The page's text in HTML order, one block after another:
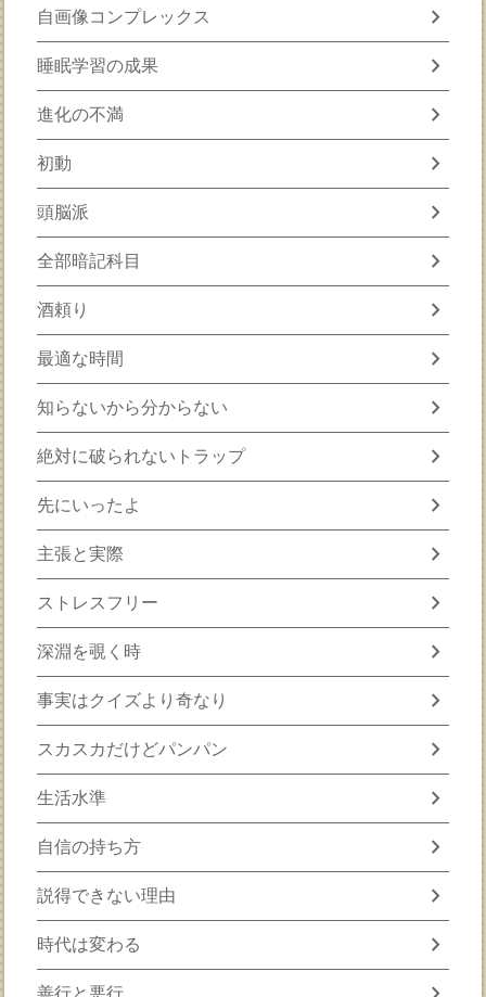
自画像コンプレックス chevron_right
睡眠学習の成果 chevron_right
進化の不満 chevron_right
初動 chevron_right
頭脳派 chevron_right
全部暗記科目 chevron_right
酒頼り chevron_right
最適な時間 chevron_right
知らないから分からない chevron_right
絶対に破られないトラップ chevron_right
先にいったよ chevron_right
主張と実際 chevron_right
ストレスフリー chevron_right
深淵を覗く時 chevron_right
事実はクイズより奇なり chevron_right
スカスカだけどパンパン chevron_right
生活水準 chevron_right
自信の持ち方 chevron_right
説得できない理由 chevron_right
時代は変わる chevron_right
善行と悪行